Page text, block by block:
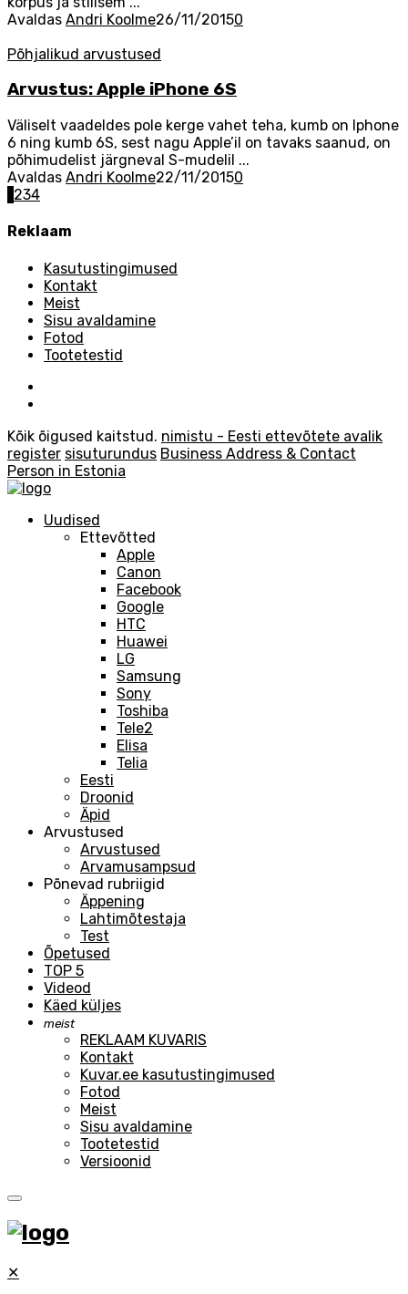
Avaldas Andri Koolme26/11/20150
Põhjalikud arvustused
Arvustus: Apple iPhone 6S
Väliselt vaadeldes pole kerge vahet teha, kumb on Iphone
6 ning kumb 6S, sest nagu Apple’il on tavaks saanud, on
põhimudelist järgneval S-mudelil ...
Avaldas Andri Koolme22/11/20150
Postitused
234
Reklaam
Kasutustingimused
Kontakt
Meist
Sisu avaldamine
Fotod
Tootetestid
Kõik õigused kaitstud. nimistu - Eesti ettevõtete avalik
register sisuturundus Business Address & Contact
Person in Estonia
Uudised
Ettevõtted
Apple
Canon
Facebook
Google
HTC
Huawei
LG
Samsung
Sony
Toshiba
Tele2
Elisa
Telia
Eesti
Droonid
Äpid
Arvustused
Arvustused
Arvamusampsud
Põnevad rubriigid
Äppening
Lahtimõtestaja
Test
Õpetused
TOP 5
Videod
Käed küljes
meist
REKLAAM KUVARIS
Kontakt
Kuvar.ee kasutustingimused
Fotod
Meist
Sisu avaldamine
Tootetestid
Versioonid
✕